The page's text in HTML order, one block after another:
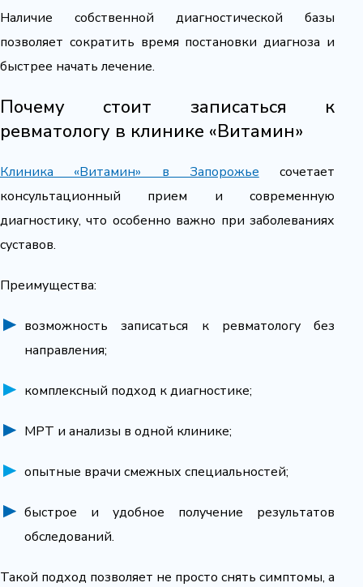
Наличие собственной диагностической базы
позволяет сократить время постановки диагноза и
быстрее начать лечение.
Почему стоит записаться к
ревматологу в клинике «Витамин»
Клиника «Витамин» в Запорожье сочетает
консультационный прием и современную
диагностику, что особенно важно при заболеваниях
суставов.
Преимущества:
возможность записаться к ревматологу без
направления;
комплексный подход к диагностике;
МРТ и анализы в одной клинике;
опытные врачи смежных специальностей;
быстрое и удобное получение результатов
обследований.
Такой подход позволяет не просто снять симптомы, а